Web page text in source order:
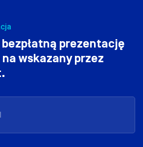
prezentację
wskazany przez